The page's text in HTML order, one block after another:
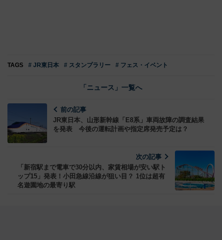
TAGS # JR東日本 # スタンプラリー # フェス・イベント
「ニュース」一覧へ
前の記事
JR東日本、山形新幹線「E8系」車両故障の調査結果
を発表 今後の運転計画や指定席発売予定は？
次の記事
「新宿駅まで電車で30分以内、家賃相場が安い駅ト
ップ15」発表！小田急線沿線が狙い目？ 1位は超有
名遊園地の最寄り駅